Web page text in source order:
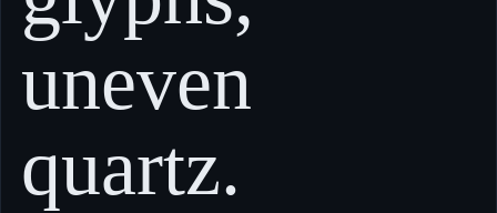
uneven
quartz.